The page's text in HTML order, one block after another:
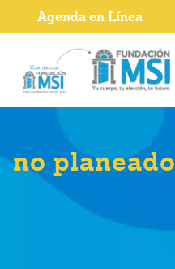
no planeado
Agenda en Línea